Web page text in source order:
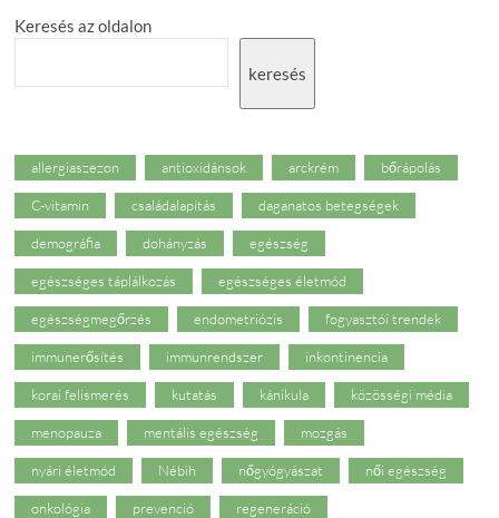
Keresés az oldalon
keresés
allergiaszezon antioxidánsok arckrém bőrápolás
C-vitamin családalapítás daganatos betegségek
demográfia dohányzás egészség
egészséges táplálkozás egészséges életmód
egészségmegőrzés endometriózis fogyasztói trendek
immunerősítés immunrendszer inkontinencia
korai felismerés kutatás kánikula közösségi média
menopauza mentális egészség mozgás
nyári életmód Nébih nőgyógyászat női egészség
onkológia prevenció regeneráció